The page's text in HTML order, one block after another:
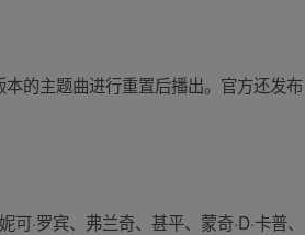
的主题曲进行重置后播出。官方还发布
·罗宾、弗兰奇、甚平、蒙奇·D·卡普、